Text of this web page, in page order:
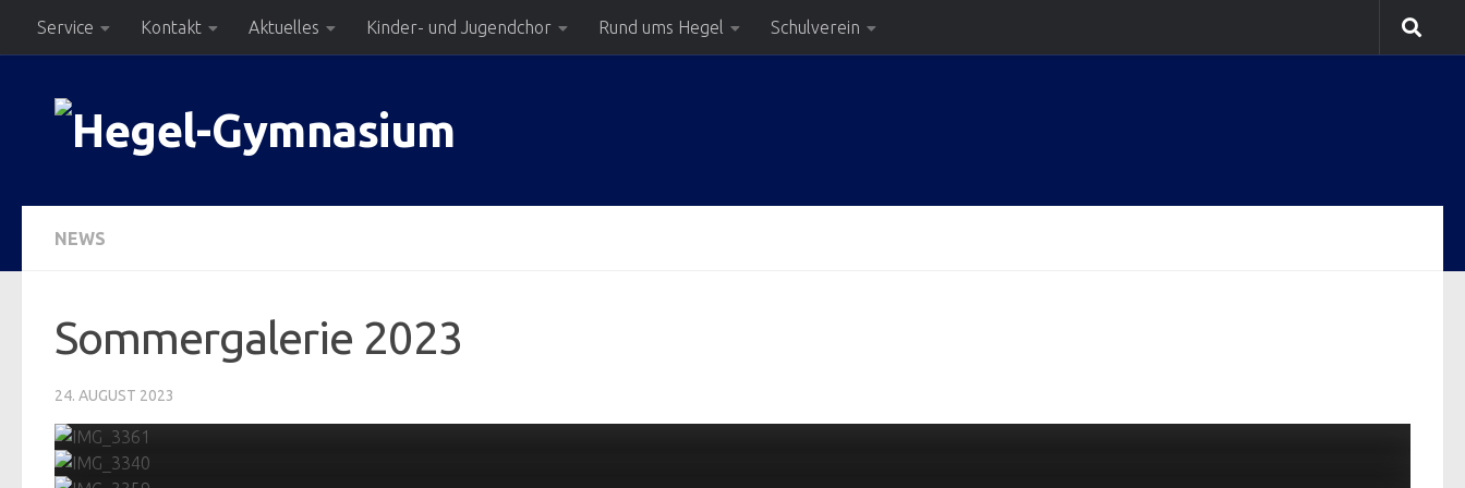
Zum Inhalt springen
Service Kontakt Aktuelles Kinder- und Jugendchor Rund ums Hegel Schulverein
NEWS
Sommergalerie 2023
24. AUGUST 2023